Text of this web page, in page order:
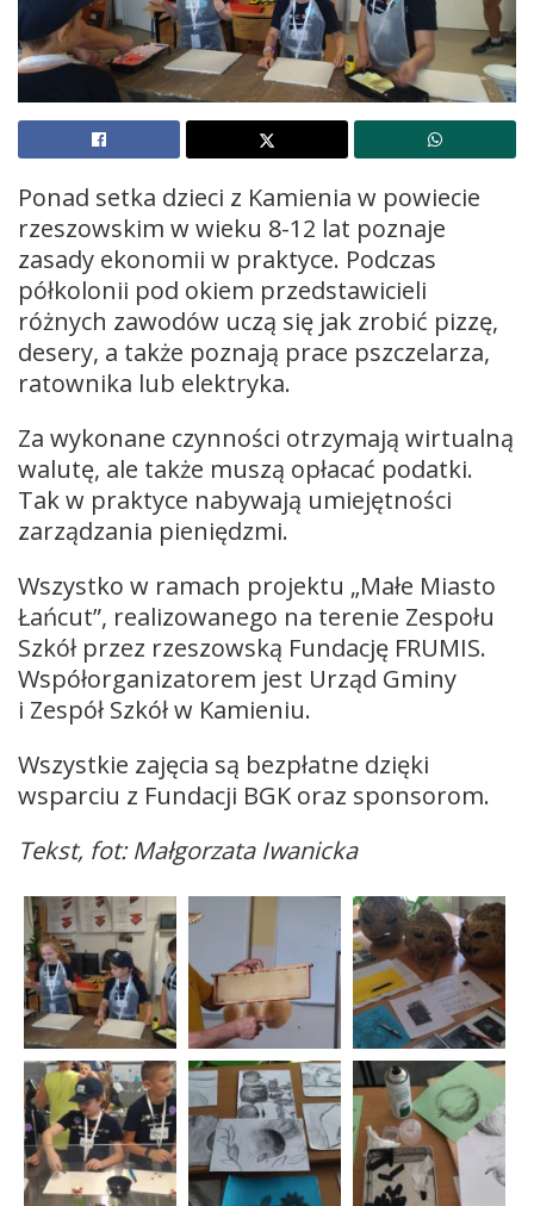
Ponad setka dzieci z Kamienia w powiecie
rzeszowskim w wieku 8-12 lat poznaje
zasady ekonomii w praktyce. Podczas
półkolonii pod okiem przedstawicieli
różnych zawodów uczą się jak zrobić pizzę,
desery, a także poznają prace pszczelarza,
ratownika lub elektryka.
Za wykonane czynności otrzymają wirtualną
walutę, ale także muszą opłacać podatki.
Tak w praktyce nabywają umiejętności
zarządzania pieniędzmi.
Wszystko w ramach projektu „Małe Miasto
Łańcut”, realizowanego na terenie Zespołu
Szkół przez rzeszowską Fundację FRUMIS.
Współorganizatorem jest Urząd Gminy
i Zespół Szkół w Kamieniu.
Wszystkie zajęcia są bezpłatne dzięki
wsparciu z Fundacji BGK oraz sponsorom.
Tekst, fot: Małgorzata Iwanicka